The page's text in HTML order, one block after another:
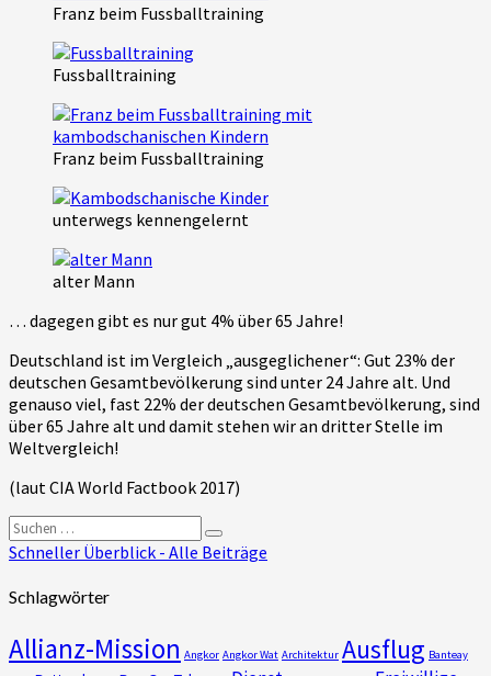
Franz beim Fussballtraining
Fussballtraining
Franz beim Fussballtraining
unterwegs kennengelernt
alter Mann
… dagegen gibt es nur gut 4% über 65 Jahre!
Deutschland ist im Vergleich „ausgeglichener“: Gut 23% der
deutschen Gesamtbevölkerung sind unter 24 Jahre alt. Und
genauso viel, fast 22% der deutschen Gesamtbevölkerung, sind
über 65 Jahre alt und damit stehen wir an dritter Stelle im
Weltvergleich!
(laut CIA World Factbook 2017)
Suchen
nach:
Suchen
Schneller Überblick - Alle Beiträge
Schlagwörter
Allianz-Mission Angkor Angkor Wat Architektur Ausflug Banteay